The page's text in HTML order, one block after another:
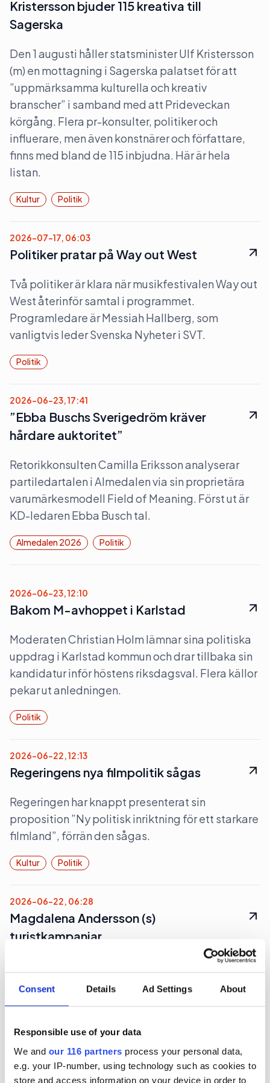
Consent Details Ad Settings About
Responsible use of your data
We and our 116 partners process your personal data,
e.g. your IP-number, using technology such as cookies to
store and access information on your device in order to
Kristersson bjuder 115 kreativa till
Sagerska
Den 1 augusti håller statsminister Ulf Kristersson
(m) en mottagning i Sagerska palatset för att
”uppmärksamma kulturella och kreativ
branscher” i samband med att Prideveckan
körgång. Flera pr-konsulter, politiker och
influerare, men även konstnärer och författare,
finns med bland de 115 inbjudna. Här är hela
listan.
Kultur Politik
2026-07-17, 06:03
Politiker pratar på Way out West
Två politiker är klara när musikfestivalen Way out
West återinför samtal i programmet.
Programledare är Messiah Hallberg, som
vanligtvis leder Svenska Nyheter i SVT.
Politik
2026-06-23, 17:41
”Ebba Buschs Sverigedröm kräver
hårdare auktoritet”
Retorikkonsulten Camilla Eriksson analyserar
partiledartalen i Almedalen via sin proprietära
varumärkesmodell Field of Meaning. Först ut är
KD-ledaren Ebba Busch tal.
Almedalen 2026 Politik
2026-06-23, 12:10
Bakom M-avhoppet i Karlstad
Moderaten Christian Holm lämnar sina politiska
uppdrag i Karlstad kommun och drar tillbaka sin
kandidatur inför höstens riksdagsval. Flera källor
pekar ut anledningen.
Politik
2026-06-22, 12:13
Regeringens nya filmpolitik sågas
Regeringen har knappt presenterat sin
proposition ”Ny politisk inriktning för ett starkare
filmland”, förrän den sågas.
Kultur Politik
2026-06-22, 06:28
Magdalena Andersson (s)
turistkampanjar
Nej det blir inte Botkyrka när partiledaren (s)
Magdalena Andersson ger sig ut på en två dagars